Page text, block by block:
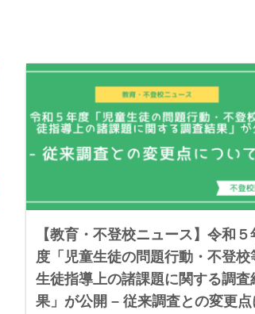
【教育・不登校ニュース】令和５
度「児童生徒の問題行動・不登校
生徒指導上の諸課題に関する調査
果」が公開 – 従来調査との変更点